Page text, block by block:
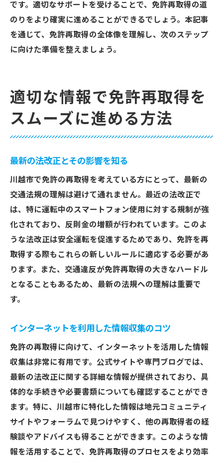
です。適切なサポートを受けることで、免許再取得の道
のりをより確実に進めることができるでしょう。本記事
を通じて、免許再取得の全体像を理解し、次のステップ
に向けた準備を整えましょう。
適切な情報で免許再取得を
スムーズに進める方法
最新の法改正とその影響を知る
川越市で免許の再取得を考えている方にとって、最新の
交通法規の理解は避けて通れません。最近の法改正で
は、特に運転中のスマートフォン使用に対する規制が強
化されており、反則金の増額が行われています。このよ
うな法改正は安全運転を促進するためであり、免許を再
取得する際もこれらの新しいルールに適応する必要があ
ります。また、交通違反が免許再取得の大きなハードル
となることもあるため、最新の法規への理解は重要で
す。
インターネットを利用した情報収集のコツ
免許の再取得に向けて、インターネットを活用した情報
収集は非常に有用です。公式サイトや専門ブログでは、
最新の法改正に関する詳細な情報が提供されており、具
体的な手続きや必要書類についても確認することができ
ます。特に、川越市に特化した情報は地元コミュニティ
サイトやフォーラムで見つけやすく、他の再取得者の経
験談やアドバイスも得ることができます。このような情
報を活用することで、免許再取得のプロセスをより効率